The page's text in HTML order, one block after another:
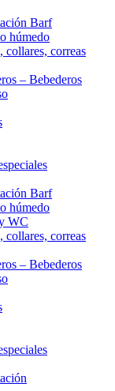
Barf
húmedo
collares, correas
– Bebederos
Barf
húmedo
WC
collares, correas
– Bebederos